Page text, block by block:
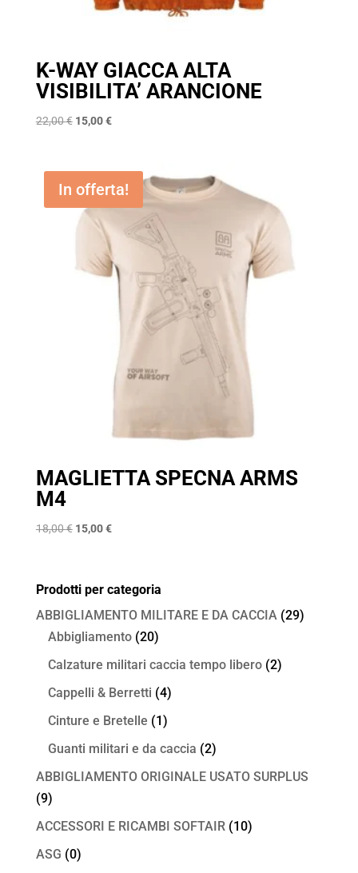
K-WAY GIACCA ALTA
VISIBILITA’ ARANCIONE
22,00€ Il
era:
22,00 €.
15,00€Il
è:
15,00 €.
In offerta!
MAGLIETTA SPECNA ARMS
M4
18,00€ Il
era:
18,00 €.
15,00€Il
15,00 €.
Prodotti per categoria
ABBIGLIAMENTO MILITARE E DA CACCIA (29)
Abbigliamento (20)
Calzature militari caccia tempo libero (2)
Cappelli & Berretti (4)
Cinture e Bretelle (1)
Guanti militari e da caccia (2)
ABBIGLIAMENTO ORIGINALE USATO SURPLUS
(9)
ACCESSORI E RICAMBI SOFTAIR (10)
ASG (0)